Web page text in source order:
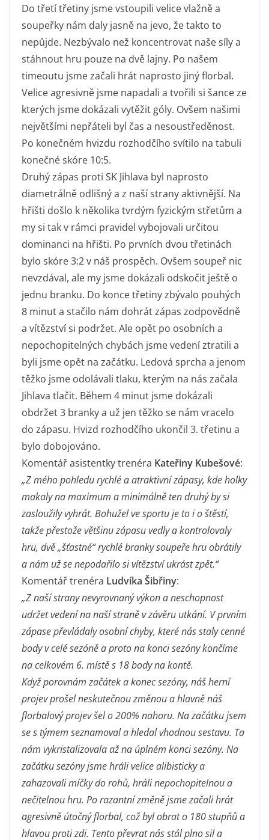
Do třetí třetiny jsme vstoupili velice vlažně a
soupeřky nám daly jasně na jevo, že takto to
nepůjde. Nezbývalo než koncentrovat naše síly a
stáhnout hru pouze na dvě lajny. Po našem
timeoutu jsme začali hrát naprosto jiný florbal.
Velice agresivně jsme napadali a tvořili si šance ze
kterých jsme dokázali vytěžit góly. Ovšem našimi
největšími nepřáteli byl čas a nesoustředěnost.
Po konečném hvizdu rozhodčího svítilo na tabuli
konečné skóre 10:5.
Druhý zápas proti SK Jihlava byl naprosto
diametrálně odlišný a z naší strany aktivnější. Na
hřišti došlo k několika tvrdým fyzickým střetům a
my si tak v rámci pravidel vybojovali určitou
dominanci na hřišti. Po prvních dvou třetinách
bylo skóre 3:2 v náš prospěch. Ovšem soupeř nic
nevzdával, ale my jsme dokázali odskočit ještě o
jednu branku. Do konce třetiny zbývalo pouhých
8 minut a stačilo nám dohrát zápas zodpovědně
a vítězství si podržet. Ale opět po osobních a
nepochopitelných chybách jsme vedení ztratili a
byli jsme opět na začátku. Ledová sprcha a jenom
těžko jsme odolávali tlaku, kterým na nás začala
Jihlava tlačit. Během 4 minut jsme dokázali
obdržet 3 branky a už jen těžko se nám vracelo
do zápasu. Hvizd rozhodčího ukončil 3. třetinu a
bylo dobojováno.
Komentář asistentky trenéra Kateřiny Kubešové:
„Z mého pohledu rychlé a atraktivní zápasy, kde holky
makaly na maximum a minimálně ten druhý by si
zasloužily vyhrát. Bohužel ve sportu je to i o štěstí,
takže přestože většinu zápasu vedly a kontrolovaly
hru, dvě „šťastné“ rychlé branky soupeře hru obrátily
a nám už se nepodařilo si vítězství ukrást zpět.“
Komentář trenéra Ludvíka Šibřiny:
„Z naší strany nevyrovnaný výkon a neschopnost
udržet vedení na naší straně v závěru utkání. V prvním
zápase převládaly osobní chyby, které nás staly cenné
body v celé sezóně a proto na konci sezóny končíme
na celkovém 6. místě s 18 body na kontě.
Když porovnám začátek a konec sezóny, náš herní
projev prošel neskutečnou změnou a hlavně náš
florbalový projev šel o 200% nahoru. Na začátku jsem
se s týmem seznamoval a hledal vhodnou sestavu. Ta
nám vykristalizovala až na úplném konci sezóny. Na
začátku sezóny jsme hráli velice alibisticky a
zahazovali míčky do rohů, hráli nepochopitelnou a
nečitelnou hru. Po razantní změně jsme začali hrát
agresivně útočný florbal, což byl obrat o 180 stupňů a
hlavou proti zdi. Tento převrat nás stál plno sil a